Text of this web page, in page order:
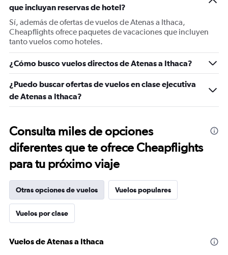
que incluyan reservas de hotel?
Sí, además de ofertas de vuelos de Atenas a Ithaca,
Cheapflights ofrece paquetes de vacaciones que incluyen
tanto vuelos como hoteles.
¿Cómo busco vuelos directos de Atenas a Ithaca?
¿Puedo buscar ofertas de vuelos en clase ejecutiva
de Atenas a Ithaca?
Consulta miles de opciones
diferentes que te ofrece Cheapflights
para tu próximo viaje
Otras opciones de vuelos Vuelos populares
Vuelos por clase
Vuelos de Atenas a Ithaca